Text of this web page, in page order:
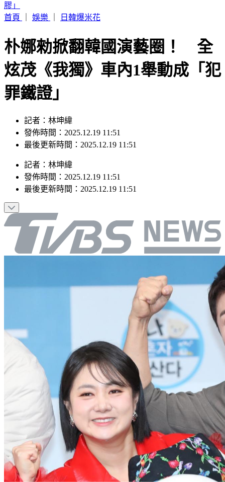
首頁
朴娜勑掀翻韓國演藝圈！ 全
炫茂《我獨》車內1舉動成「犯
罪鐵證」
發佈時間：2025.12.19 11:51
最後更新時間：2025.12.19 11:51
發佈時間：2025.12.19 11:51
最後更新時間：2025.12.19 11:51